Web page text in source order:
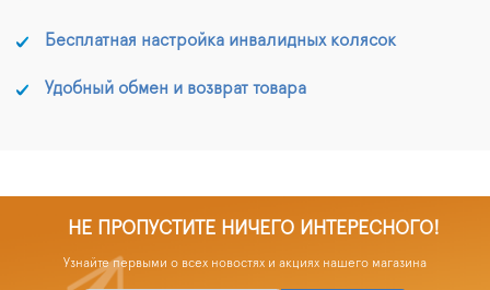
Бесплатная настройка инвалидных колясок
Удобный обмен и возврат товара
НЕ ПРОПУСТИТЕ НИЧЕГО ИНТЕРЕСНОГО!
Узнайте первыми о всех новостях и акциях нашего магазина